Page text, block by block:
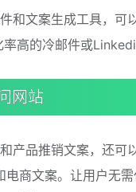
和文案生成工具，可
高的冷邮件或
网站
产品推销文案，还可
商文案。让用户无